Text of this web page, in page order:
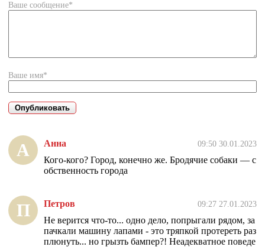
Ваше сообщение*
Ваше имя*
А Анна 09:50 30.01.2023
Кого-кого? Город, конечно же. Бродячие собаки — с
обственность города
П Петров 09:27 27.01.2023
Не верится что-то... одно дело, попрыгали рядом, за
пачкали машину лапами - это тряпкой протереть раз
плюнуть... но грызть бампер?! Неадекватное поведе